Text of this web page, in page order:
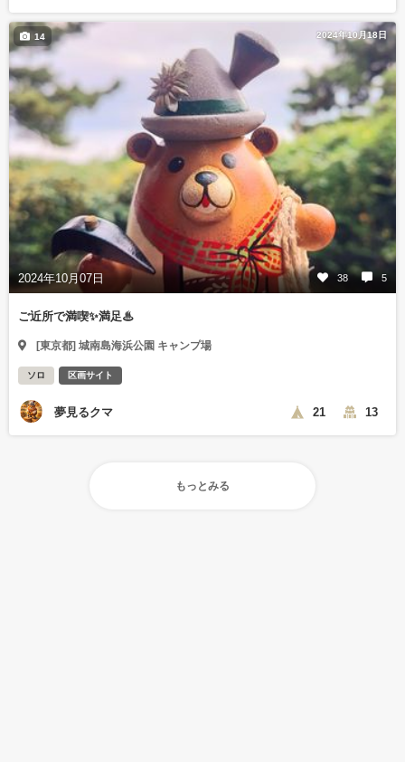
2024年10月18日
2024年10月07日 38 5
14
ご近所で満喫✨満足♨
[東京都] 城南島海浜公園 キャンプ場
ソロ 区画サイト
夢見るクマ 21 13
もっとみる